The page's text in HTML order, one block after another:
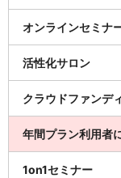
オンラインセミナ
活性化サロン
クラウドファンデ
年間プラン利用者
1on1セミナー